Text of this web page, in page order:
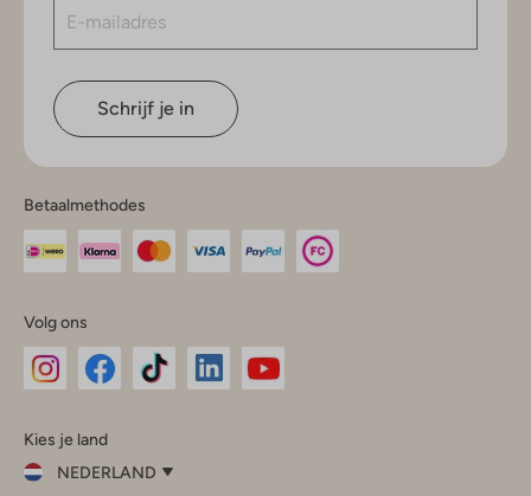
Schrijf je in
Betaalmethodes
Volg ons
InstagramFacebook
Kies je land
NEDERLAND